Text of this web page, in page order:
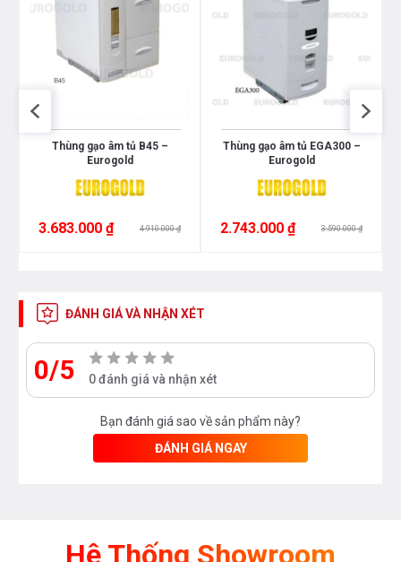
Thùng gạo âm tủ B45 –
Eurogold
3.683.000 ₫ 4.910.000 ₫
Thùng gạo âm tủ EGA300 –
Eurogold
2.743.000 ₫ 3.590.000 ₫
ĐÁNH GIÁ VÀ NHẬN XÉT
0/5 0 đánh giá và nhận xét
Bạn đánh giá sao về sản phẩm này?
ĐÁNH GIÁ NGAY
Hệ Thống Showroom